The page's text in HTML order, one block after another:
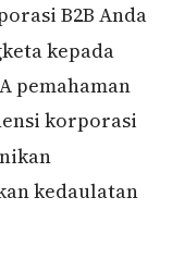
B2B Anda
kepada
pemahaman
korporasi
kedaulatan